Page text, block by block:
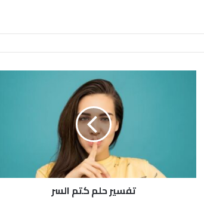
تفسير حلم كتم السر